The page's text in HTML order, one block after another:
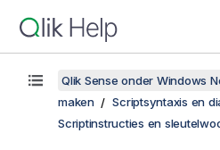
Qlik Sense onder Windows
maken
Scriptsyntaxis en
Scriptinstructies en